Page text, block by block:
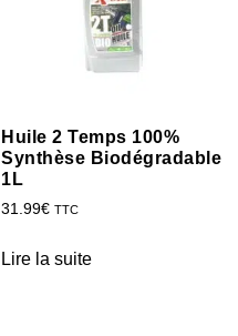
Huile 2 Temps 100%
Synthèse Biodégradable
1L
31.99€ TTC
Lire la suite